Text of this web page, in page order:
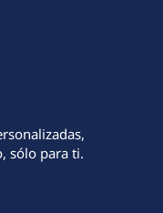
sólo para ti.